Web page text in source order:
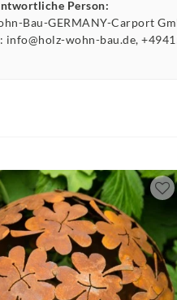
Person:
Bau-GERMANY-Carport
info@holz-wohn-bau.de